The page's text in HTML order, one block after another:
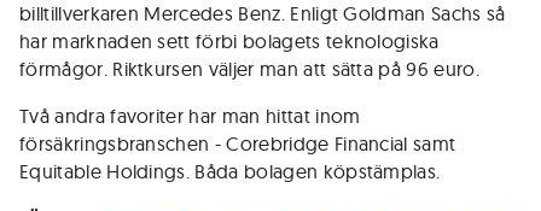
billtillverkaren Mercedes Benz. Enligt Goldman Sachs så
har marknaden sett förbi bolagets teknologiska
förmågor. Riktkursen väljer man att sätta på 96 euro.
Två andra favoriter har man hittat inom
försäkringsbranschen - Corebridge Financial samt
Equitable Holdings. Båda bolagen köpstämplas.